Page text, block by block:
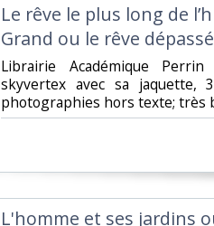
‎Le rêve le plus long de
Grand ou le rêve
‎Librairie Académique
skyvertex avec sa jaquette,
photographies hors texte; très
‎L'homme et ses jardins